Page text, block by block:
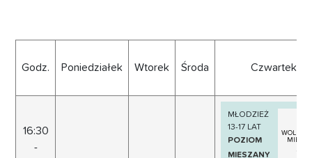
Godz. Poniedziałek Wtorek Środa Czwartek
16:30
-
MŁODZIEŻ
13-17 LAT
POZIOM
MIESZANY
MIEJSC